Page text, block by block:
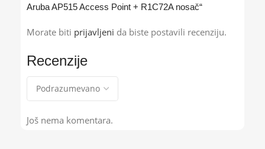
Recenzije
Još nema komentara.
Aruba AP515 Access Point + R1C72A nosač“
Morate biti prijavljeni da biste postavili recenziju.